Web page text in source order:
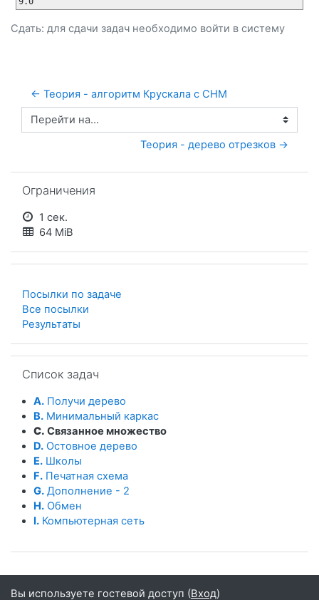
Сдать: для сдачи задач необходимо войти в систему
← Теория - алгоритм Крускала с СНМ
Перейти на...
Теория - дерево отрезков →
Ограничения
1 сек.
64 MiB
Посылки по задаче
Все посылки
Результаты
Список задач
A. Получи дерево
B. Минимальный каркас
C. Связанное множество
D. Остовное дерево
E. Школы
F. Печатная схема
G. Дополнение - 2
H. Обмен
I. Компьютерная сеть
Вы используете гостевой доступ (Вход)